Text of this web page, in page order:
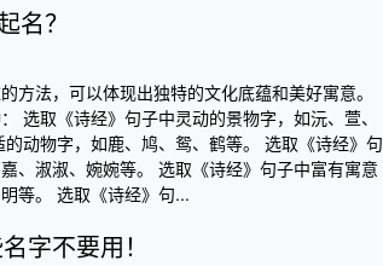
名？
方法，可以体现出独特的文化底蕴和美好寓意。
选取《诗经》句子中灵动的景物字，如沅、萱、
动物字，如鹿、鸠、鸳、鹤等。 选取《诗经》句
、淑淑、婉婉等。 选取《诗经》句子中富有寓意
等。 选取《诗经》句...
字不要用！